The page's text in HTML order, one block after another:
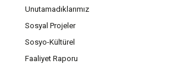
Unutamadıklarımız
Sosyal Projeler
Sosyo-Kültürel
Faaliyet Raporu